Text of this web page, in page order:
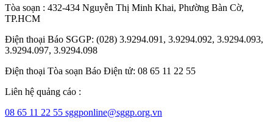
Tòa soạn : 432-434 Nguyễn Thị Minh Khai, Phường Bàn Cờ,
TP.HCM
Điện thoại Báo SGGP: (028) 3.9294.091, 3.9294.092, 3.9294.093,
3.9294.097, 3.9294.098
Điện thoại Tòa soạn Báo Điện tử: 08 65 11 22 55
Liên hệ quảng cáo :
08 65 11 22 55 sggponline@sggp.org.vn